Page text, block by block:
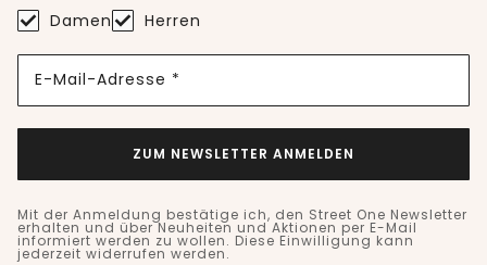
Damen Herren
E-Mail-Adresse *
ZUM NEWSLETTER ANMELDEN
Mit der Anmeldung bestätige ich, den Street One Newsletter
erhalten und über Neuheiten und Aktionen per E-Mail
informiert werden zu wollen. Diese Einwilligung kann
jederzeit widerrufen werden.